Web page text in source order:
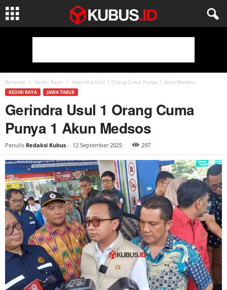
Beranda Kediri Raya Gerindra Usul 1 Orang Cuma Punya 1 Akun Medsos
KEDIRI RAYA JAWA TIMUR
Gerindra Usul 1 Orang Cuma
Punya 1 Akun Medsos
Penulis Redaksi Kubus - 12 September 2025 297